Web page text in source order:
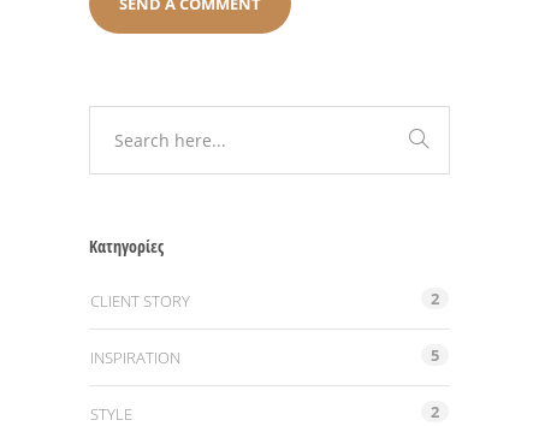
Kατηγορίες
CLIENT STORY 2
INSPIRATION 5
STYLE 2